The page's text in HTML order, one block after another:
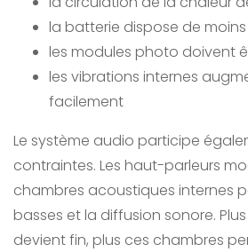
la batterie dispose de
les modules photo doivent
les vibrations internes
facilement
Le système audio participe
contraintes. Les haut-parleurs
chambres acoustiques internes
basses et la diffusion sonore.
devient fin, plus ces chambres